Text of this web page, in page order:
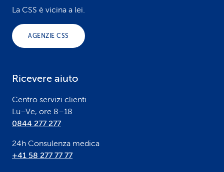
La CSS è vicina a lei.
AGENZIE CSS
Ricevere aiuto
Centro servizi clienti
Lu–Ve, ore 8–18
0844 277 277
24h Consulenza medica
+41 58 277 77 77